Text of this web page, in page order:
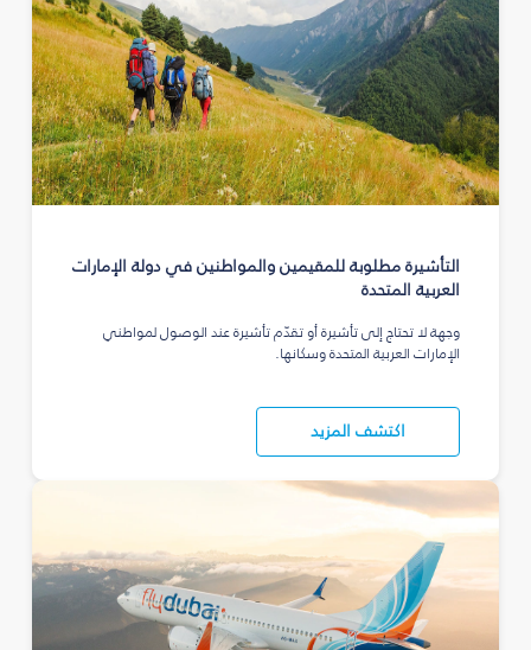
التأشيرة مطلوبة للمقيمين والمواطنين في دولة الإمارات
العربية المتحدة
وجهة لا تحتاج إلى تأشيرة أو تقدّم تأشيرة عند الوصول لمواطني
الإمارات العربية المتحدة وسكانها.
اكتشف المزيد